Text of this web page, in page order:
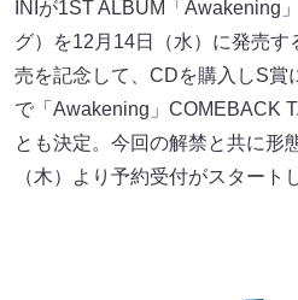
INIが1ST ALBUM「Awakening
グ）を12月14日（水）に発売す
売を記念して、CDを購入しS賞
で「Awakening」COMEBACK
とも決定。今回の解禁と共に形
（木）より予約受付がスタート